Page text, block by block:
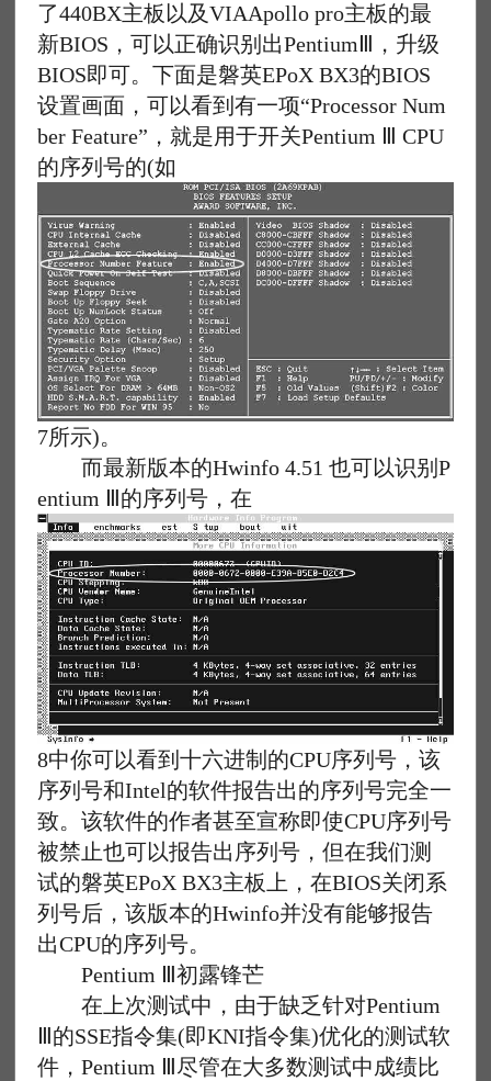
了440BX主板以及VIAApollo pro主板的最
新BIOS，可以正确识别出PentiumⅢ，升级
BIOS即可。下面是磐英EPoX BX3的BIOS
设置画面，可以看到有一项“Processor Num
ber Feature”，就是用于开关Pentium Ⅲ CPU
的序列号的(如
7所示)。
而最新版本的Hwinfo 4.51 也可以识别P
entium Ⅲ的序列号，在
8中你可以看到十六进制的CPU序列号，该
序列号和Intel的软件报告出的序列号完全一
致。该软件的作者甚至宣称即使CPU序列号
被禁止也可以报告出序列号，但在我们测
试的磐英EPoX BX3主板上，在BIOS关闭系
列号后，该版本的Hwinfo并没有能够报告
出CPU的序列号。
Pentium Ⅲ初露锋芒
在上次测试中，由于缺乏针对Pentium
Ⅲ的SSE指令集(即KNI指令集)优化的测试软
件，Pentium Ⅲ尽管在大多数测试中成绩比